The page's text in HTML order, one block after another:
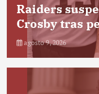
Raiders
Crosby tras
agosto 9, 2026